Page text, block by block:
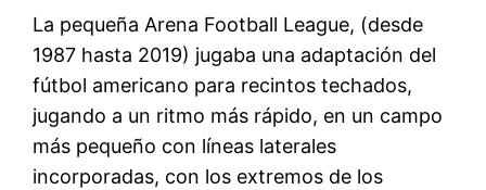
La pequeña Arena Football League, (desde
1987 hasta 2019) jugaba una adaptación del
fútbol americano para recintos techados,
jugando a un ritmo más rápido, en un campo
más pequeño con líneas laterales
incorporadas, con los extremos de los